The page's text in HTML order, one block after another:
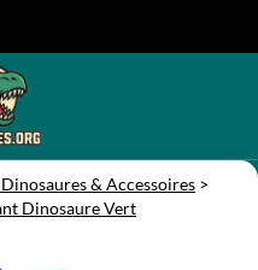
& Accessoires >
Dinosaure Vert